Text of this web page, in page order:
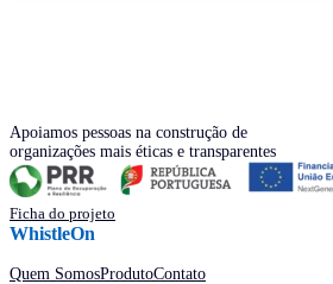
Apoiamos pessoas na construção de
organizações mais éticas e transparentes
Ficha do projeto
WhistleOn
Quem SomosProdutoContato